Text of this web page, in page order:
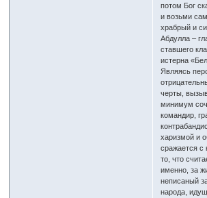
потом Бог
и возьми
храбрый и
Абдулла –
ставшего
истерна
Являясь
черты,
минимум
командир,
харизмой и
сражается с
то, что
именно, за
неписаный
народа,